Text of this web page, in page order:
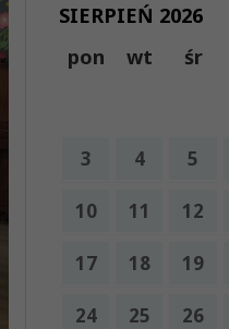
SIERPIEŃ 2026
pon
wt śr
3 4 5
10 11 12
17 18 19
24 25 26